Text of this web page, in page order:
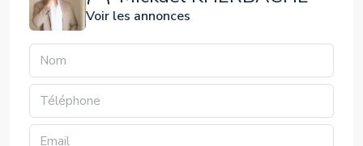
Voir les annonces